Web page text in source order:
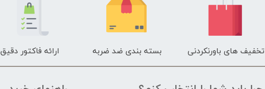
تخفیف های باورنکردنی بسته بندی ضد ضربه ارائه فاکتور دقیق